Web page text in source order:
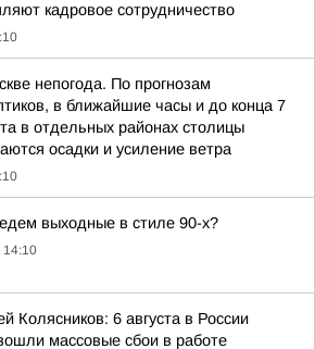
кадровое сотрудничество
непогода. По прогнозам
в ближайшие часы и до конца 7
в отдельных районах столицы
осадки и усиление ветра
выходные в стиле 90-х?
14:10
Колясников: 6 августа в России
массовые сбои в работе